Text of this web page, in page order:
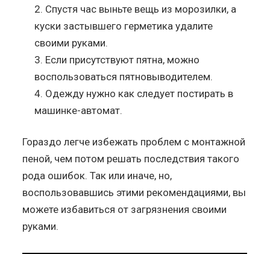
Спустя час выньте вещь из морозилки, а
куски застывшего герметика удалите
своими руками.
Если присутствуют пятна, можно
воспользоваться пятновыводителем.
Одежду нужно как следует постирать в
машинке-автомат.
Гораздо легче избежать проблем с монтажной
пеной, чем потом решать последствия такого
рода ошибок. Так или иначе, но,
воспользовавшись этими рекомендациями, вы
можете избавиться от загрязнения своими
руками.